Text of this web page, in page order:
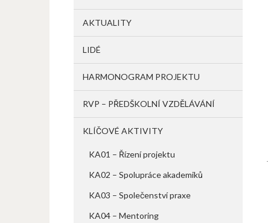
AKTUALITY
LIDÉ
HARMONOGRAM PROJEKTU
RVP – PŘEDŠKOLNÍ VZDĚLÁVÁNÍ
KLÍČOVÉ AKTIVITY
KA01 – Řízení projektu
KA02 – Spolupráce akademiků
KA03 – Společenství praxe
KA04 – Mentoring